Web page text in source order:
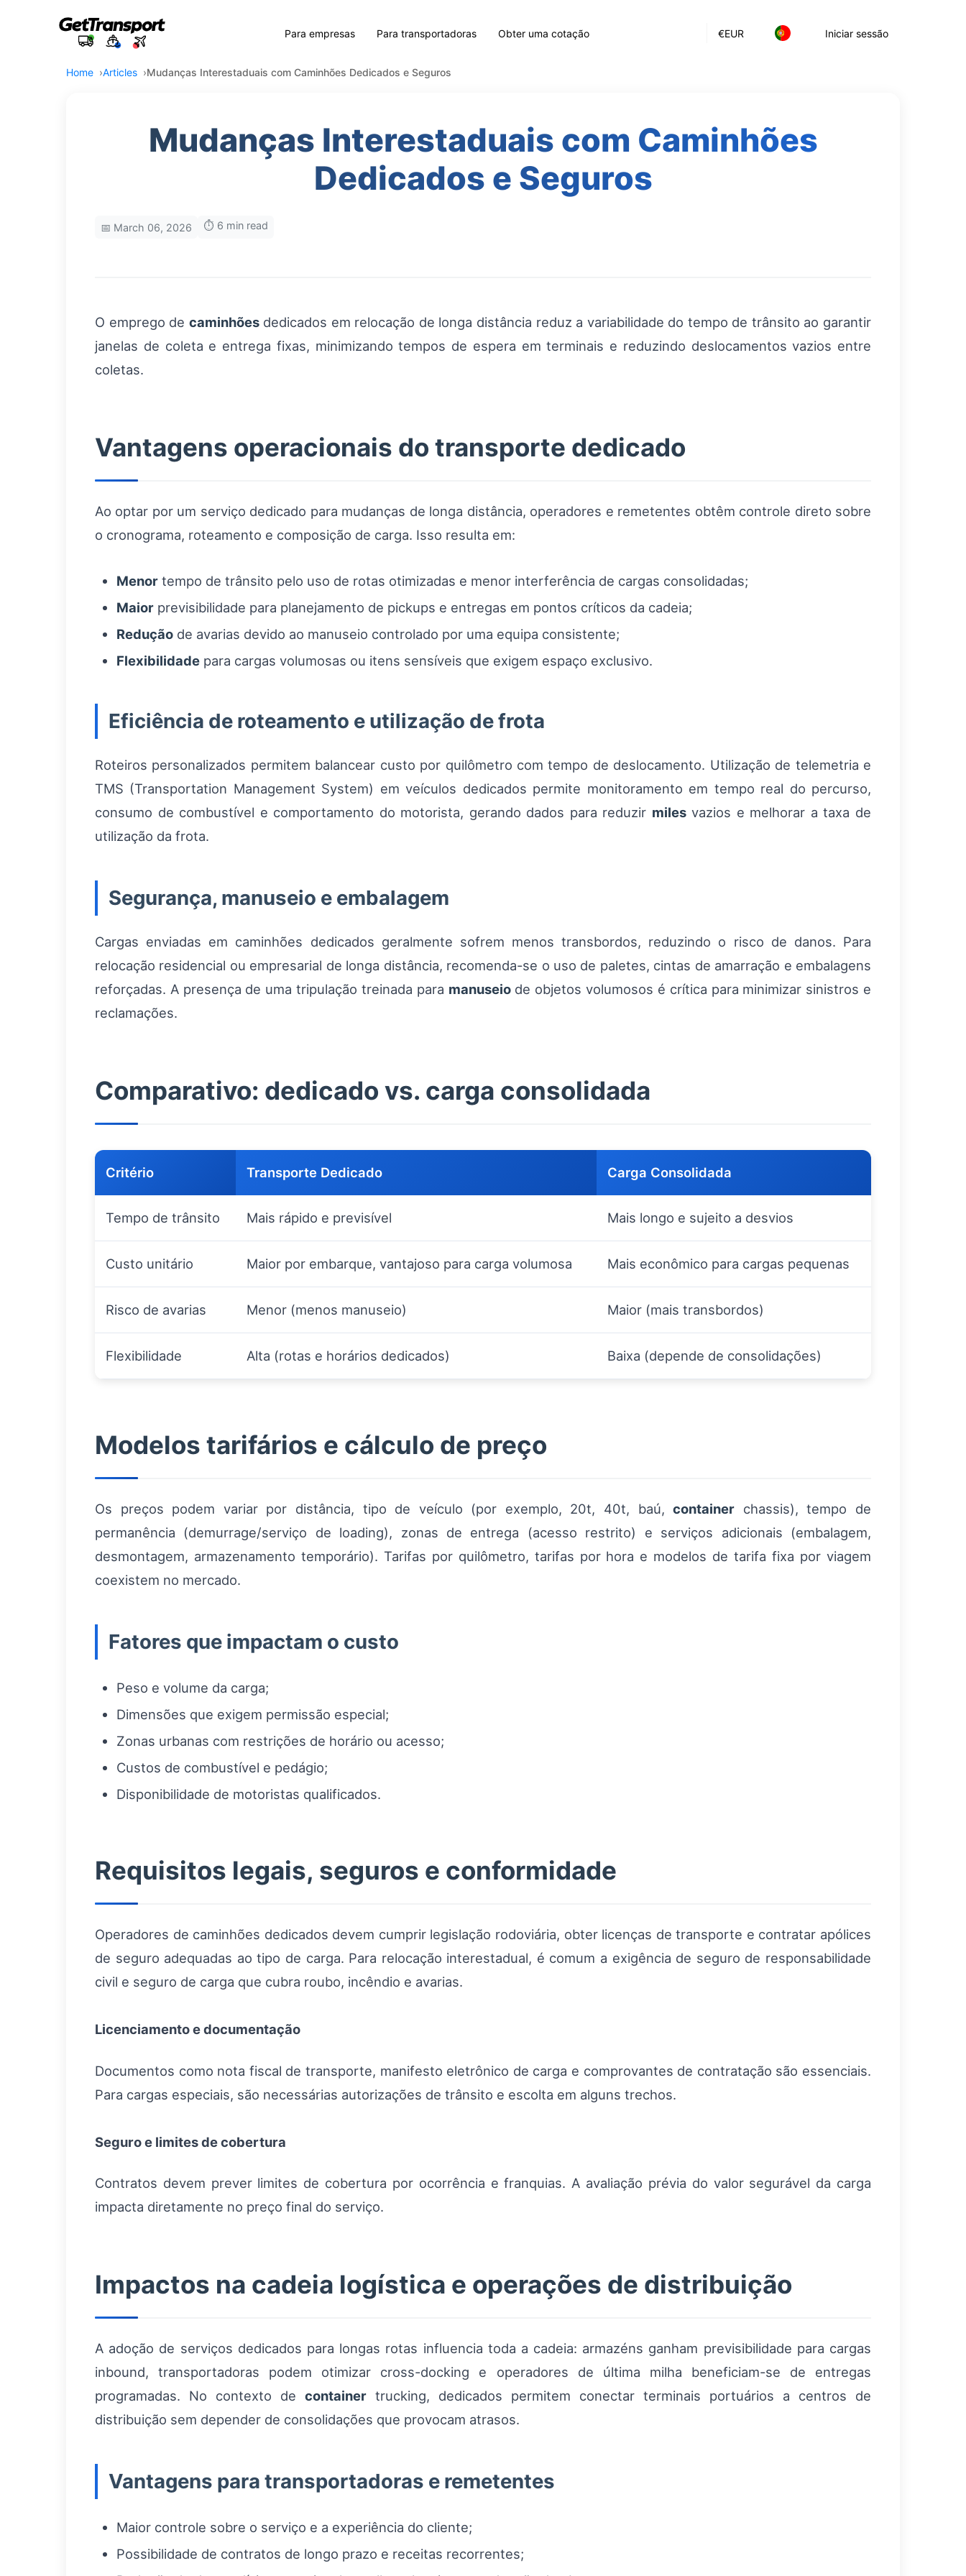
€EUR Iniciar sessão
Para empresas Para transportadoras Obter uma cotação
Home Articles Mudanças Interestaduais com Caminhões Dedicados e Seguros
Mudanças Interestaduais com Caminhões
Dedicados e Seguros
📅 March 06, 2026 ⏱️ 6 min read
O emprego de caminhõesdedicados em relocação de longa distância reduz a variabilidade do tempo de trânsito ao garantir
janelas de coleta e entrega fixas, minimizando tempos de espera em terminais e reduzindo deslocamentos vazios entre
coletas.
Vantagens operacionais do transporte dedicado
Ao optar por um serviço dedicado para mudanças de longa distância, operadores e remetentes obtêm controle direto sobre
o cronograma, roteamento e composição de carga. Isso resulta em:
Menor tempo de trânsito pelo uso de rotas otimizadas e menor interferência de cargas consolidadas;
Maior previsibilidade para planejamento de pickups e entregas em pontos críticos da cadeia;
Redução de avarias devido ao manuseio controlado por uma equipa consistente;
Flexibilidade para cargas volumosas ou itens sensíveis que exigem espaço exclusivo.
Eficiência de roteamento e utilização de frota
Roteiros personalizados permitem balancear custo por quilômetro com tempo de deslocamento. Utilização de telemetria e
TMS (Transportation Management System) em veículos dedicados permite monitoramento em tempo real do percurso,
consumo de combustível e comportamento do motorista, gerando dados para reduzir milesvazios e melhorar a taxa de
utilização da frota.
Segurança, manuseio e embalagem
Cargas enviadas em caminhões dedicados geralmente sofrem menos transbordos, reduzindo o risco de danos. Para
relocação residencial ou empresarial de longa distância, recomenda-se o uso de paletes, cintas de amarração e embalagens
reforçadas. A presença de uma tripulação treinada para manuseiode objetos volumosos é crítica para minimizar sinistros e
reclamações.
Comparativo: dedicado vs. carga consolidada
Critério Transporte Dedicado Carga Consolidada
Tempo de trânsito Mais rápido e previsível Mais longo e sujeito a desvios
Custo unitário Maior por embarque, vantajoso para carga volumosa Mais econômico para cargas pequenas
Risco de avarias Menor (menos manuseio) Maior (mais transbordos)
Flexibilidade Alta (rotas e horários dedicados) Baixa (depende de consolidações)
Modelos tarifários e cálculo de preço
Os preços podem variar por distância, tipo de veículo (por exemplo, 20t, 40t, baú,container chassis), tempo de
permanência (demurrage/serviço de loading), zonas de entrega (acesso restrito) e serviços adicionais (embalagem,
desmontagem, armazenamento temporário). Tarifas por quilômetro, tarifas por hora e modelos de tarifa fixa por viagem
coexistem no mercado.
Fatores que impactam o custo
Peso e volume da carga;
Dimensões que exigem permissão especial;
Zonas urbanas com restrições de horário ou acesso;
Custos de combustível e pedágio;
Disponibilidade de motoristas qualificados.
Requisitos legais, seguros e conformidade
Operadores de caminhões dedicados devem cumprir legislação rodoviária, obter licenças de transporte e contratar apólices
de seguro adequadas ao tipo de carga. Para relocação interestadual, é comum a exigência de seguro de responsabilidade
civil e seguro de carga que cubra roubo, incêndio e avarias.
Licenciamento e documentação
Documentos como nota fiscal de transporte, manifesto eletrônico de carga e comprovantes de contratação são essenciais.
Para cargas especiais, são necessárias autorizações de trânsito e escolta em alguns trechos.
Seguro e limites de cobertura
Contratos devem prever limites de cobertura por ocorrência e franquias. A avaliação prévia do valor segurável da carga
impacta diretamente no preço final do serviço.
Impactos na cadeia logística e operações de distribuição
A adoção de serviços dedicados para longas rotas influencia toda a cadeia: armazéns ganham previsibilidade para cargas
inbound, transportadoras podem otimizar cross-docking e operadores de última milha beneficiam-se de entregas
programadas. No contexto de container trucking, dedicados permitem conectar terminais portuários a centros de
distribuição sem depender de consolidações que provocam atrasos.
Vantagens para transportadoras e remetentes
Maior controle sobre o serviço e a experiência do cliente;
Possibilidade de contratos de longo prazo e receitas recorrentes;